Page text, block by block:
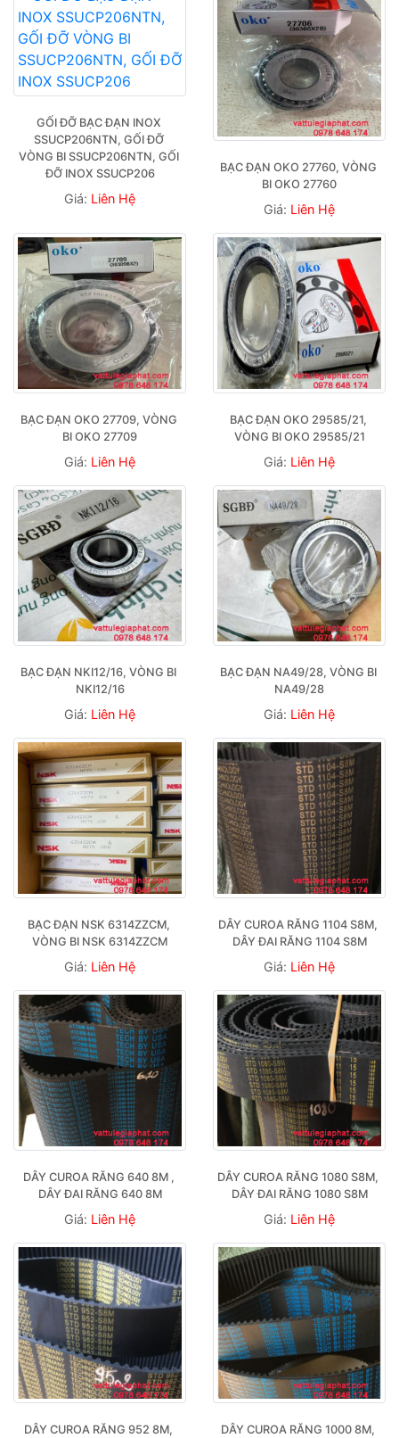
GỐI ĐỠ BẠC ĐẠN INOX
SSUCP206NTN, GỐI ĐỠ
VÒNG BI SSUCP206NTN, GỐI
ĐỠ INOX SSUCP206
Giá: Liên Hệ
BẠC ĐẠN OKO 27760, VÒNG
BI OKO 27760
Giá: Liên Hệ
BẠC ĐẠN OKO 27709, VÒNG
BI OKO 27709
Giá: Liên Hệ
BẠC ĐẠN OKO 29585/21,
VÒNG BI OKO 29585/21
Giá: Liên Hệ
BẠC ĐẠN NKI12/16, VÒNG BI
NKI12/16
Giá: Liên Hệ
BẠC ĐẠN NA49/28, VÒNG BI
NA49/28
Giá: Liên Hệ
BẠC ĐẠN NSK 6314ZZCM,
VÒNG BI NSK 6314ZZCM
Giá: Liên Hệ
DÂY CUROA RĂNG 1104 S8M,
DÂY ĐAI RĂNG 1104 S8M
Giá: Liên Hệ
DÂY CUROA RĂNG 640 8M ,
DÂY ĐAI RĂNG 640 8M
Giá: Liên Hệ
DÂY CUROA RĂNG 1080 S8M,
DÂY ĐAI RĂNG 1080 S8M
Giá: Liên Hệ
DÂY CUROA RĂNG 952 8M,
DÂY CUROA RĂNG 1000 8M,